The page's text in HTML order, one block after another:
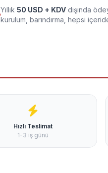
Yıllık 50 USD + KDV dışında
kurulum, barındırma, hepsi
Hızlı Teslimat
1-3 iş günü